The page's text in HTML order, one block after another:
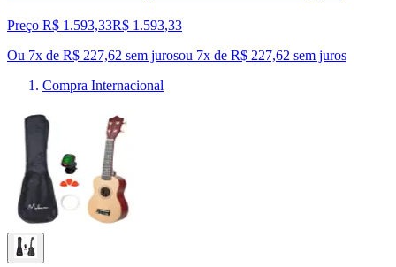
Preço R$ 1.593,33R$ 1.593,33
Ou 7x de R$ 227,62 sem jurosou 7x de R$ 227,62 sem juros
Compra Internacional